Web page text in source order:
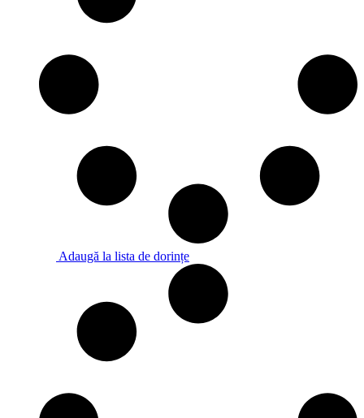
Adaugă la lista de dorințe